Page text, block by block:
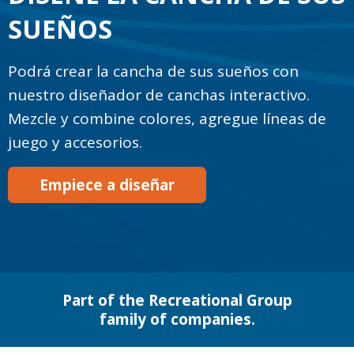
SUEÑOS
Podrá crear la cancha de sus sueños con
nuestro diseñador de canchas interactivo.
Mezcle y combine colores, agregue líneas de
juego y accesorios.
Empiece a diseñar
Part of the Recreational Group
family of companies.